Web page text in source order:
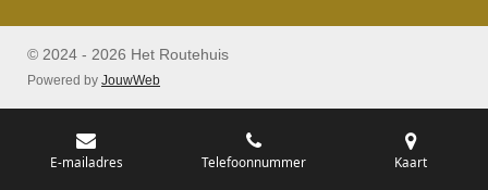
© 2024 - 2026 Het Routehuis
Powered by JouwWeb
E-mailadres Telefoonnummer Kaart